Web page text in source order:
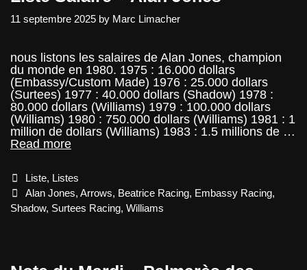
11 septembre 2025 by Marc Limacher
nous listons les salaires de Alan Jones, champion
du monde en 1980. 1975 : 16.000 dollars
(Embassy/Custom Made) 1976 : 25.000 dollars
(Surtees) 1977 : 40.000 dollars (Shadow) 1978 :
80.000 dollars (Williams) 1979 : 100.000 dollars
(Williams) 1980 : 750.000 dollars (Williams) 1981 : 1
million de dollars (Williams) 1983 : 1.5 millions de …
Read moreListe
Alan
Jones
Categories
Liste, Listes
Tags
Alan Jones,Arrows, Beatrice Racing, Embassy Racing,
Shadow, Surtees Racing, Williams